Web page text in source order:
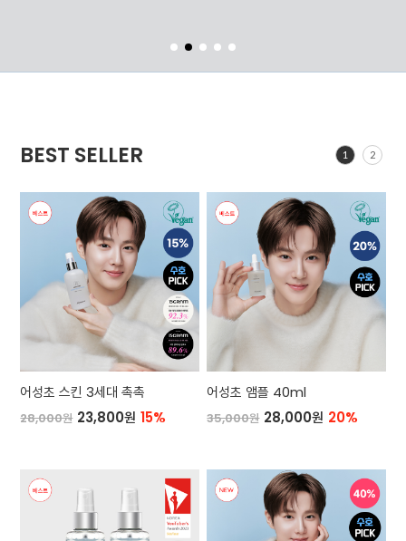
BEST SELLER 1 2
어성초 스킨 3세대 촉촉
28,000원 23,800원 15%
어성초 앰플 40ml
35,000원 28,000원 20%